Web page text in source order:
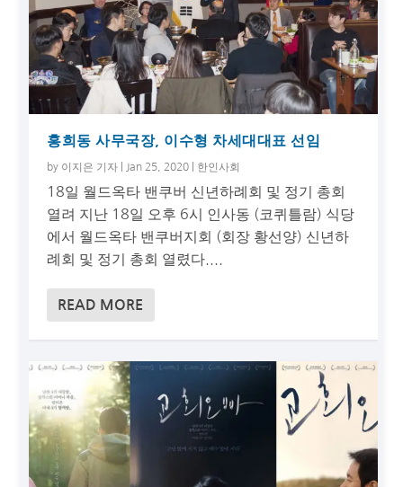
홍희동 사무국장, 이수형 차세대대표 선임
by 이지은 기자 Jan 25, 2020 한인사회
18일 월드옥타 밴쿠버 신년하례회 및 정기 총회
열려 지난 18일 오후 6시 인사동 (코퀴틀람) 식당
에서 월드옥타 밴쿠버지회 (회장 황선양) 신년하
례회 및 정기 총회 열렸다....
READ MORE